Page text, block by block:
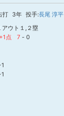
打 3年 投手:長尾 淳平
アウト１,２塁
+1点
7 - 0